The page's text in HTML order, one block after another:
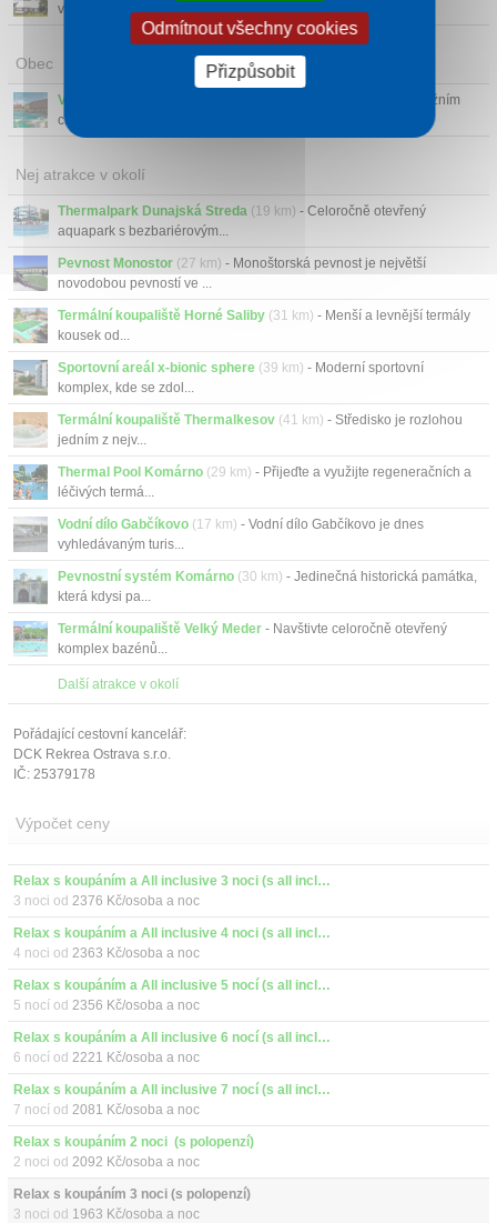
východního souse...
Obec
Veľký Meder
- Město Velký Meder dříve Čalovo se nachází v jižním
cípě Západního ...
Nej atrakce v okolí
Thermalpark Dunajská Streda (19 km) - Celoročně otevřený
aquapark s bezbariérovým...
Pevnost Monostor (27 km) - Monoštorská pevnost je největší
novodobou pevností ve ...
Termální koupaliště Horné Saliby (31 km) - Menší a levnější termály
kousek od...
Sportovní areál x-bionic sphere (39 km) - Moderní sportovní
komplex, kde se zdol...
Termální koupaliště Thermalkesov (41 km) - Středisko je rozlohou
jedním z nejv...
Thermal Pool Komárno (29 km) - Přijeďte a využijte regeneračních a
léčivých termá...
Vodní dílo Gabčíkovo (17 km) - Vodní dílo Gabčíkovo je dnes
vyhledávaným turis...
Pevnostní systém Komárno (30 km) - Jedinečná historická památka,
která kdysi pa...
Termální koupaliště Velký Meder - Navštivte celoročně otevřený
komplex bazénů...
Další atrakce v okolí
Pořádající cestovní kancelář:
DCK Rekrea Ostrava s.r.o.
IČ: 25379178
Výpočet ceny
Relax s koupáním a All inclusive 3 noci (s all inclusive)
3 noci od 2376 Kč/osoba a noc
Relax s koupáním a All inclusive 4 noci (s all inclusive)
4 noci od 2363 Kč/osoba a noc
Relax s koupáním a All inclusive 5 nocí (s all inclusive)
5 nocí od 2356 Kč/osoba a noc
Relax s koupáním a All inclusive 6 nocí (s all inclusive)
6 nocí od 2221 Kč/osoba a noc
Relax s koupáním a All inclusive 7 nocí (s all inclusive)
7 nocí od 2081 Kč/osoba a noc
Relax s koupáním 2 noci  (s polopenzí)
2 noci od 2092 Kč/osoba a noc
Relax s koupáním 3 noci (s polopenzí)
3 noci od 1963 Kč/osoba a noc
Odmítnout všechny cookies
Přizpůsobit